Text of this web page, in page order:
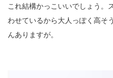
これ結構かっこいいでしょう。
わせているから大人っぽく高そ
んありますが。